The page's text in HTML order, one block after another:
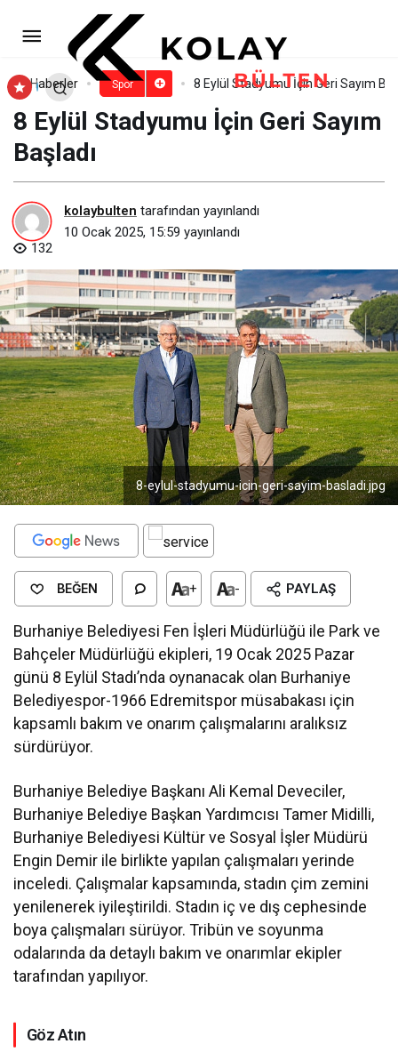
Haberler Spor 8 Eylül Stadyumu İçin Geri Sayım
8 Eylül Stadyumu İçin Geri Sayım
Başladı
kolaybulten tarafından yayınlandı
10 Ocak 2025, 15:59 yayınlandı
132
8-eylul-stadyumu-icin-geri-sayim-basladi.jpg
BEĞEN + - PAYLAŞ
Burhaniye Belediyesi Fen İşleri Müdürlüğü ile Park ve
Bahçeler Müdürlüğü ekipleri, 19 Ocak 2025 Pazar
günü 8 Eylül Stadı’nda oynanacak olan Burhaniye
Belediyespor-1966 Edremitspor müsabakası için
kapsamlı bakım ve onarım çalışmalarını aralıksız
sürdürüyor.
Burhaniye Belediye Başkanı Ali Kemal Deveciler,
Burhaniye Belediye Başkan Yardımcısı Tamer Midilli,
Burhaniye Belediyesi Kültür ve Sosyal İşler Müdürü
Engin Demir ile birlikte yapılan çalışmaları yerinde
inceledi. Çalışmalar kapsamında, stadın çim zemini
yenilenerek iyileştirildi. Stadın iç ve dış cephesinde
boya çalışmaları sürüyor. Tribün ve soyunma
odalarında da detaylı bakım ve onarımlar ekipler
tarafından yapılıyor.
Göz Atın
Memorial, Türkiye Yüzme
Federasyonu’nun Resmi Sağlık Sponsoru
Oldu
Yorum Yap Paylaş